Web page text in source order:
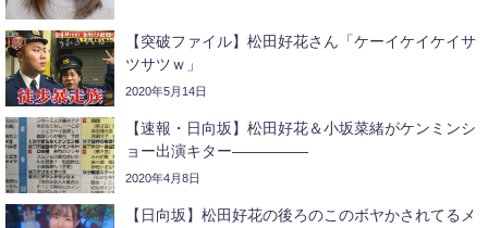
【突破ファイル】松田好花さん「ケーイケイケイサ
ツサツｗ」
2020年5月14日
【速報・日向坂】松田好花＆小坂菜緒がケンミンシ
ョー出演キター―――――
2020年4月8日
【日向坂】松田好花の後ろのこのボヤかされてるメ